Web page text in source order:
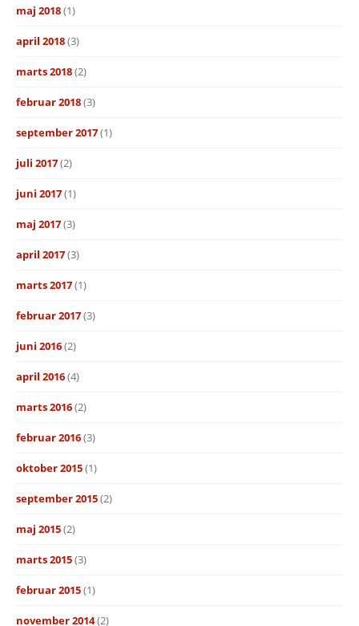
maj 2018(1)
april 2018(3)
marts 2018(2)
februar 2018(3)
september 2017(1)
juli 2017(2)
juni 2017(1)
maj 2017(3)
april 2017(3)
marts 2017(1)
februar 2017(3)
juni 2016(2)
april 2016(4)
marts 2016(2)
februar 2016(3)
oktober 2015(1)
september 2015(2)
maj 2015(2)
marts 2015(3)
februar 2015(1)
november 2014(2)